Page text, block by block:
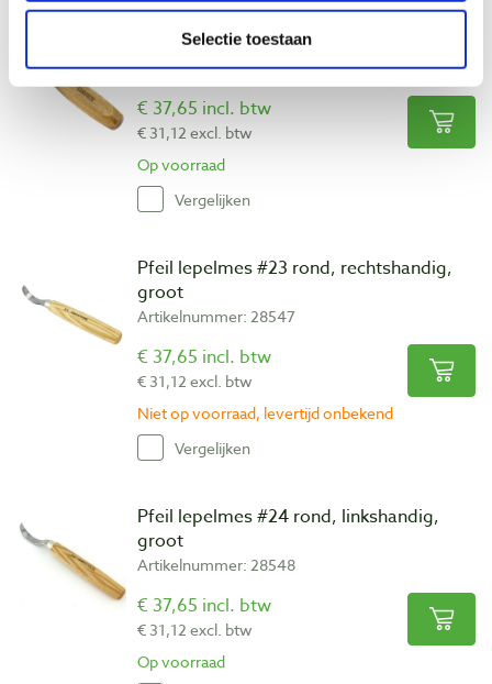
Selectie toestaan
Narex lepelmes 170 mm, dubbelzijdig
Artikelnummer: 31875
€ 37,65 incl. btw
€ 31,12 excl. btw
Op voorraad
Vergelijken
Pfeil lepelmes #23 rond, rechtshandig,
groot
Artikelnummer: 28547
€ 37,65 incl. btw
€ 31,12 excl. btw
Niet op voorraad, levertijd onbekend
Vergelijken
Pfeil lepelmes #24 rond, linkshandig,
groot
Artikelnummer: 28548
€ 37,65 incl. btw
€ 31,12 excl. btw
Op voorraad